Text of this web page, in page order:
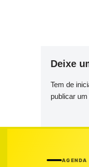
Deixe
Tem de
publicar
AGENDA